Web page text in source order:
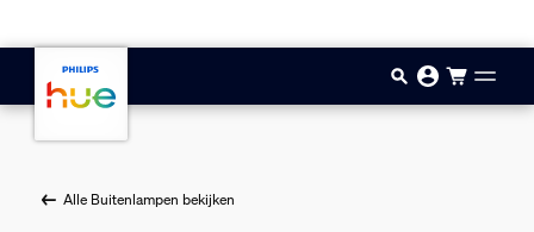
Alle Buitenlampen bekijken